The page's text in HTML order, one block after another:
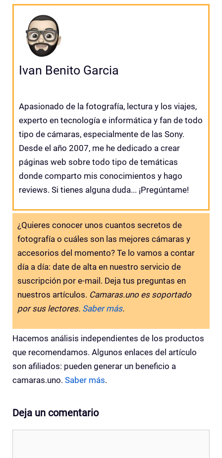
Ivan Benito Garcia
Apasionado de la fotografía, lectura y los viajes,
experto en tecnología e informática y fan de todo
tipo de cámaras, especialmente de las Sony.
Desde el año 2007, me he dedicado a crear
páginas web sobre todo tipo de temáticas
donde comparto mis conocimientos y hago
reviews. Si tienes alguna duda... ¡Pregúntame!
¿Quieres conocer unos cuantos secretos de
fotografía o cuáles son las mejores cámaras y
accesorios del momento? Te lo vamos a contar
día a día: date de alta en nuestro servicio de
suscripción por e-mail. Deja tus preguntas en
nuestros artículos. Camaras.uno es soportado
por sus lectores. Saber más.
Hacemos análisis independientes de los productos
que recomendamos. Algunos enlaces del artículo
son afiliados: pueden generar un beneficio a
camaras.uno. Saber más.
Deja un comentario